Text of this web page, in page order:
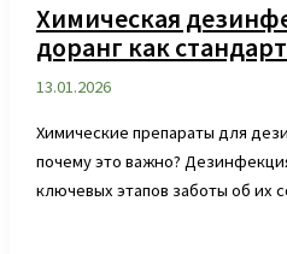
Химическая
доранг как
13.01.2026
Химические препараты для
почему это важно?
ключевых этапов заботы об их